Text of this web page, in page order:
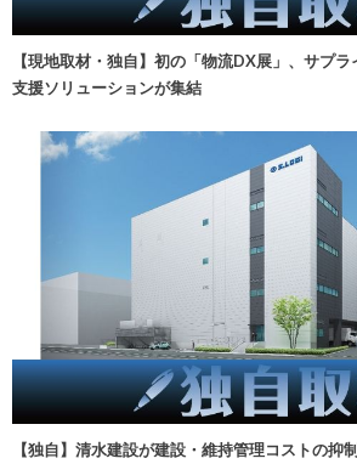
【現地取材・独自】初の「物流DX展」、サプ
支援ソリューションが集結
【独自】清水建設が建設・維持管理コストの抑